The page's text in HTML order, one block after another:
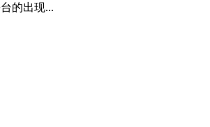
的出现...